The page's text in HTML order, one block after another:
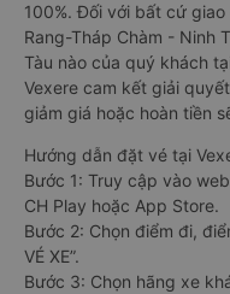
100%. Đối với bất cứ
Rang-Tháp Chàm - Ninh
Tàu nào của quý khách
Vexere cam kết giải
giảm giá hoặc hoàn tiền
Hướng dẫn đặt vé tại
Bước 1: Truy cập vào
CH Play hoặc App Store.
Bước 2: Chọn điểm đi,
VÉ XE”.
Bước 3: Chọn hãng xe